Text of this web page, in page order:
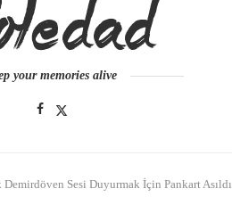
your memories alive
Sesi Duyurmak İçin Pankart Asıldı